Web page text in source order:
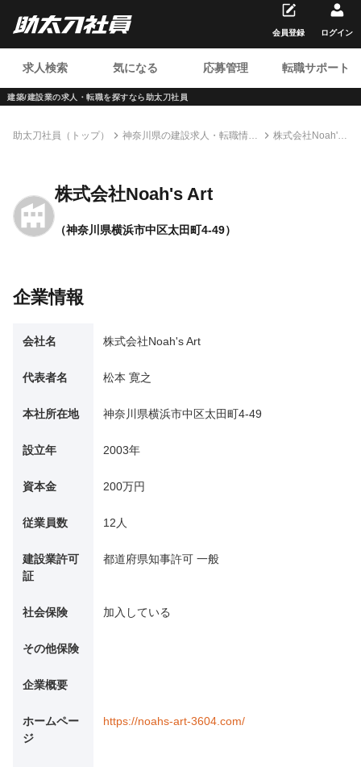
建築/建設業の求人・転職を探すなら助太刀社員
求人検索 気になる 応募管理 転職サポート
会員登録 ログイン
助太刀社員（トップ）
神奈川県の建設求人・転職情報
株式会社Noah's
株式会社Noah's Art
（神奈川県横浜市中区太田町4-49）
企業情報
会社名 株式会社Noah's Art
代表者名 松本 寛之
本社所在地 神奈川県横浜市中区太田町4-49
設立年 2003年
資本金 200万円
従業員数 12人
建設業許可
証
都道府県知事許可 一般
社会保険 加入している
その他保険
企業概要
ホームペー
ジ
https://noahs-art-3604.com/